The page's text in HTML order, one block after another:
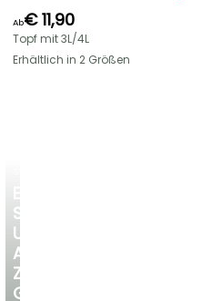
SIE
UNSERE
AUSWAHL
ZU
GÜNSTIGEN
Ab€ 11,90
Topf mit 3L/4L
Erhältlich in 2 Größen